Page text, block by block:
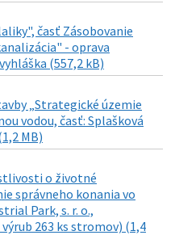
časť Zásobovanie
- oprava
(557,2 kB)
„Strategické územie
vodou, časť: Splašková
MB)
o životné
správneho konania vo
Park, s. r. o.,
263 ks stromov) (1,4